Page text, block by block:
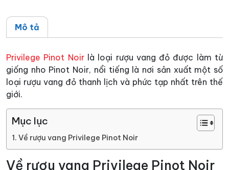
Mô tả
Privilege Pinot Noirlà loại rượu vang đỏ được làm từ
giống nho Pinot Noir, nổi tiếng là nơi sản xuất một số
loại rượu vang đỏ thanh lịch và phức tạp nhất trên thế
giới.
Mục lục
Về rượu vang Privilege Pinot Noir
Về rượu vang Privilege Pinot Noir